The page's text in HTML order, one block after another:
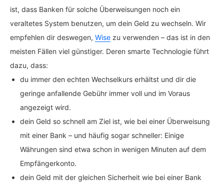
ist, dass Banken für solche Überweisungen noch ein
veraltetes System benutzen, um dein Geld zu wechseln. Wir
empfehlen dir deswegen, Wise zu verwenden – das ist in den
meisten Fällen viel günstiger. Deren smarte Technologie führt
dazu, dass:
du immer den echten Wechselkurs erhältst und dir die
geringe anfallende Gebühr immer voll und im Voraus
angezeigt wird.
dein Geld so schnell am Ziel ist, wie bei einer Überweisung
mit einer Bank – und häufig sogar schneller: Einige
Währungen sind etwa schon in wenigen Minuten auf dem
Empfängerkonto.
dein Geld mit der gleichen Sicherheit wie bei einer Bank